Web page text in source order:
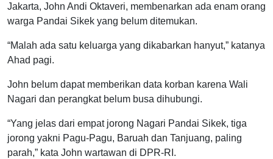
Jakarta, John Andi Oktaveri, membenarkan ada enam orang
warga Pandai Sikek yang belum ditemukan.
“Malah ada satu keluarga yang dikabarkan hanyut,” katanya
Ahad pagi.
John belum dapat memberikan data korban karena Wali
Nagari dan perangkat belum busa dihubungi.
“Yang jelas dari empat jorong Nagari Pandai Sikek, tiga
jorong yakni Pagu-Pagu, Baruah dan Tanjuang, paling
parah,” kata John wartawan di DPR-RI.